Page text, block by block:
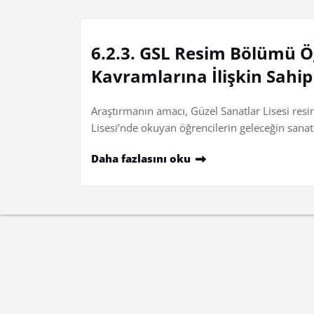
6.2.3. GSL Resim Bölümü
Kavramlarına İlişkin
Araştırmanın amacı, Güzel Sanatlar Lisesi
Lisesi’nde okuyan öğrencilerin geleceğin
Daha fazlasını oku